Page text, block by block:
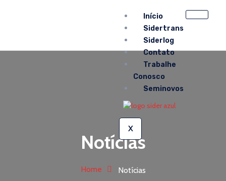
Início
Sidertrans
Siderlog
Contato
Trabalhe
Conosco
Seminovos
X
Notícias
Home Notícias